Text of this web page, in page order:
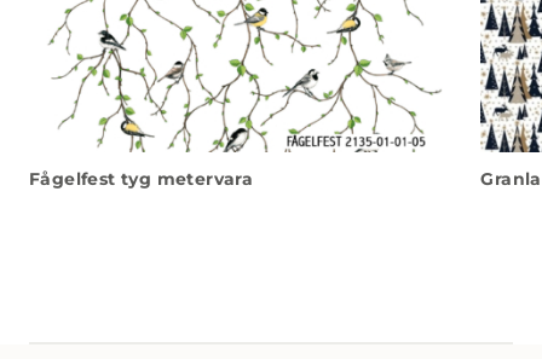
Fågelfest tyg metervara